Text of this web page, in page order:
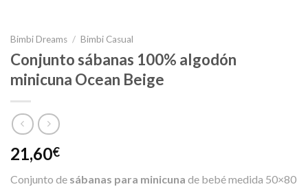
Bimbi Dreams / Bimbi Casual
Conjunto sábanas 100% algodón
minicuna Ocean Beige
21,60€
Conjunto de sábanas para minicuna de bebé medida 50×80